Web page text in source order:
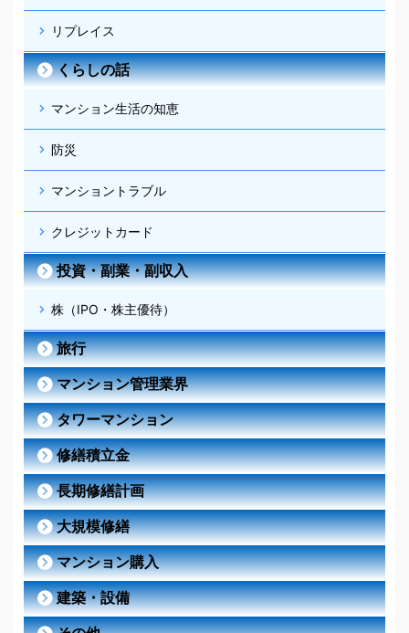
リプレイス
くらしの話
マンション生活の知恵
防災
マンショントラブル
クレジットカード
投資・副業・副収入
株（IPO・株主優待）
旅行
マンション管理業界
タワーマンション
修繕積立金
長期修繕計画
大規模修繕
マンション購入
建築・設備